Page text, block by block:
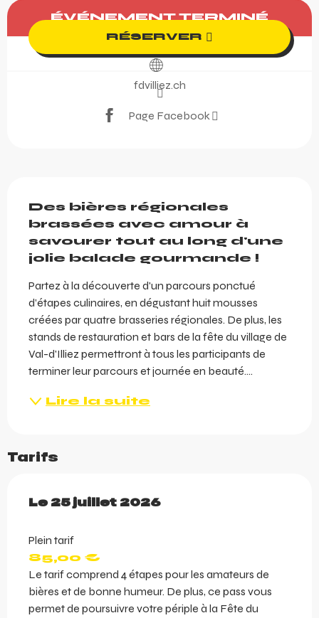
Ouverture et
ÉVÉNEMENT TERMINÉ
RÉSERVER
fdvilliez.ch
Page Facebook
Des bières régionales
brassées avec amour à
savourer tout au long d'une
jolie balade gourmande !
Partez à la découverte d'un parcours ponctué
d’étapes culinaires, en dégustant huit mousses
créées par quatre brasseries régionales. De plus, les
stands de restauration et bars de la fête du village de
Val-d'Illiez permettront à tous les participants de
terminer leur parcours et journée en beauté....
Lire la suite
Tarifs
Le25 juillet 2026
Le25 juillet 2026
Plein tarif
85,00 €
Le tarif comprend 4 étapes pour les amateurs de
bières et de bonne humeur. De plus, ce pass vous
permet de poursuivre votre périple à la Fête du